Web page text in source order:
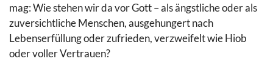
mag: Wie stehen wir da vor Gott – als ängstliche oder als
zuversichtliche Menschen, ausgehungert nach
Lebenserfüllung oder zufrieden, verzweifelt wie Hiob
oder voller Vertrauen?